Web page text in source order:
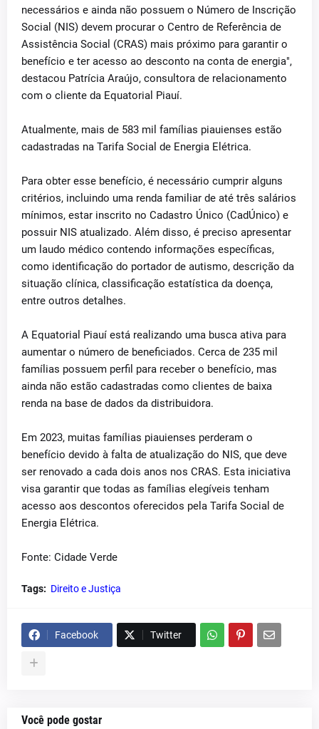
necessários e ainda não possuem o Número de Inscrição
Social (NIS) devem procurar o Centro de Referência de
Assistência Social (CRAS) mais próximo para garantir o
benefício e ter acesso ao desconto na conta de energia",
destacou Patrícia Araújo, consultora de relacionamento
com o cliente da Equatorial Piauí.
Atualmente, mais de 583 mil famílias piauienses estão
cadastradas na Tarifa Social de Energia Elétrica.
Para obter esse benefício, é necessário cumprir alguns
critérios, incluindo uma renda familiar de até três salários
mínimos, estar inscrito no Cadastro Único (CadÚnico) e
possuir NIS atualizado. Além disso, é preciso apresentar
um laudo médico contendo informações específicas,
como identificação do portador de autismo, descrição da
situação clínica, classificação estatística da doença,
entre outros detalhes.
A Equatorial Piauí está realizando uma busca ativa para
aumentar o número de beneficiados. Cerca de 235 mil
famílias possuem perfil para receber o benefício, mas
ainda não estão cadastradas como clientes de baixa
renda na base de dados da distribuidora.
Em 2023, muitas famílias piauienses perderam o
benefício devido à falta de atualização do NIS, que deve
ser renovado a cada dois anos nos CRAS. Esta iniciativa
visa garantir que todas as famílias elegíveis tenham
acesso aos descontos oferecidos pela Tarifa Social de
Energia Elétrica.
Fonte: Cidade Verde
Tags: Direito e Justiça
Facebook Twitter
Você pode gostar